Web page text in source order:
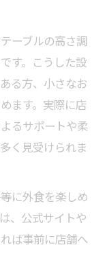
ーブルの高さ調
す。こうした設
る方、小さなお
ます。実際に店
るサポートや柔
く見受けられま
に外食を楽しめ
、公式サイトや
ば事前に店舗へ